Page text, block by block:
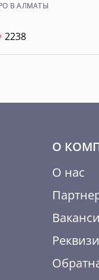
В АЛМАТЫ
2238
О
О нас